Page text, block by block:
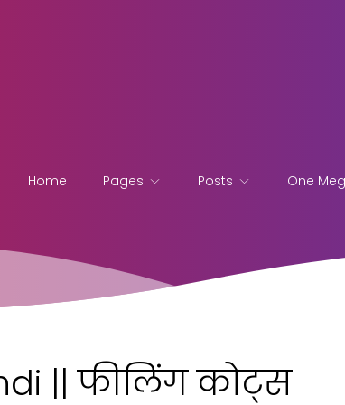
Home Pages Posts One
|| फीलिंग कोट्स